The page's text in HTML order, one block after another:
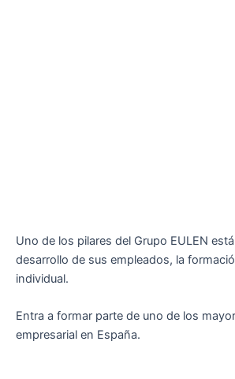
Uno de los pilares del Grupo EULEN
desarrollo de sus empleados, la
individual.
Entra a formar parte de uno de los
empresarial en España.